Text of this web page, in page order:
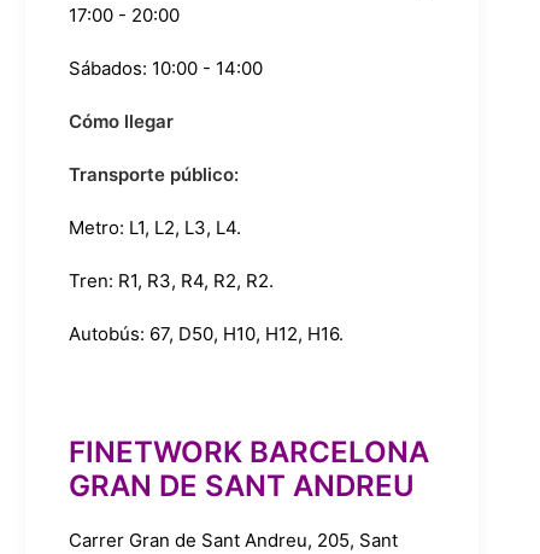
17:00 - 20:00
Sábados: 10:00 - 14:00
Cómo llegar
Transporte público:
Metro: L1, L2, L3, L4.
Tren: R1, R3, R4, R2, R2.
Autobús: 67, D50, H10, H12, H16.
FINETWORK BARCELONA
GRAN DE SANT ANDREU
Carrer Gran de Sant Andreu, 205, Sant